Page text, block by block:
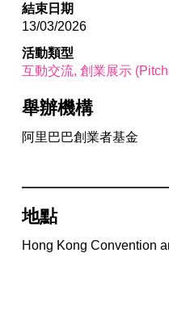
結束日期
13/03/2026
活動類型
互動交流 創業展示
舉辦機構
阿里巴巴創業者基金
地點
Hong Kong Convention